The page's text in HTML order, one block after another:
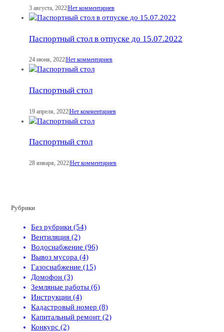
3 августа, 2022Нет комментариев
Паспортный стол в отпуске до 15.07.2022
24 июня, 2022Нет комментариев
Паспортный стол
19 апреля, 2022|Нет комментариев
Паспортный стол
28 января, 2022|Нет комментариев
Рубрики
Без рубрики (54)
Вентиляция (2)
Водоснабжение (96)
Вывоз мусора (4)
Газоснабжение (15)
Домофон (3)
Земляные работы (6)
Инструкции (4)
Кадастровый номер (8)
Капитальный ремонт (2)
Конкурс (2)